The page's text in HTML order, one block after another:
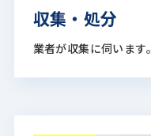
収集・処分
業者が収集に伺います。